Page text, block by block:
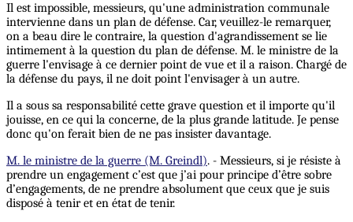
Il est impossible, messieurs, qu'une administration communale
intervienne dans un plan de défense. Car, veuillez-le remarquer,
on a beau dire le contraire, la question d'agrandissement se lie
intimement à la question du plan de défense. M. le ministre de la
guerre l'envisage à ce dernier point de vue et il a raison. Chargé de
la défense du pays, il ne doit point l'envisager à un autre.
Il a sous sa responsabilité cette grave question et il importe qu'il
jouisse, en ce qui la concerne, de la plus grande latitude. Je pense
donc qu'on ferait bien de ne pas insister davantage.
M. le ministre de la guerre (M. Greindl). - Messieurs, si je résiste à
prendre un engagement c’est que j’ai pour principe d’être sobre
d’engagements, de ne prendre absolument que ceux que je suis
disposé à tenir et en état de tenir.